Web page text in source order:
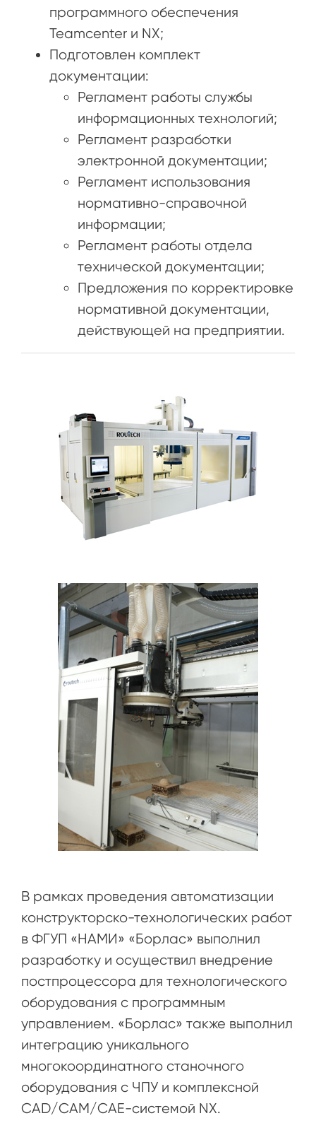
программного обеспечения
Teamcenter и NX;
Подготовлен комплект
документации:
Регламент работы службы
информационных технологий;
Регламент разработки
электронной документации;
Регламент использования
нормативно-справочной
информации;
Регламент работы отдела
технической документации;
Предложения по корректировке
нормативной документации,
действующей на предприятии.
В рамках проведения автоматизации
конструкторско-технологических работ
в ФГУП «НАМИ» «Борлас» выполнил
разработку и осуществил внедрение
постпроцессора для технологического
оборудования с программным
управлением. «Борлас» также выполнил
интеграцию уникального
многокоординатного станочного
оборудования с ЧПУ и комплексной
CAD/CAM/CAE-системой NX.